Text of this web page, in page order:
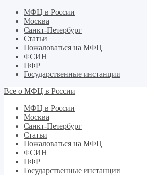
МФЦ в России
Москва
Санкт-Петербург
Статьи
Пожаловаться на МФЦ
ФСИН
ПФР
Государственные инстанции
Все о МФЦ в России
МФЦ в России
Москва
Санкт-Петербург
Статьи
Пожаловаться на МФЦ
ФСИН
ПФР
Государственные инстанции